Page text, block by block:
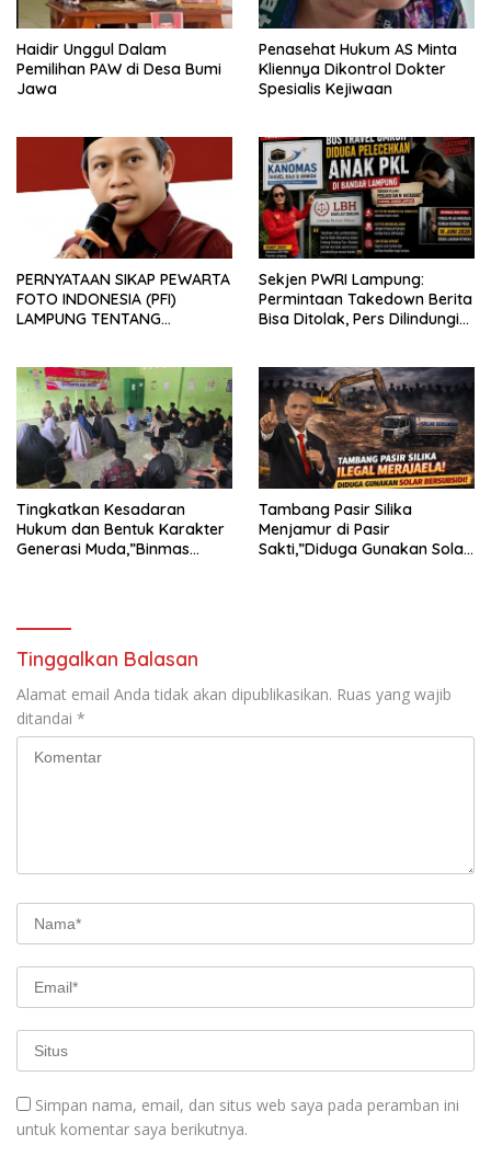
Haidir Unggul Dalam
Pemilihan PAW di Desa Bumi
Jawa
Penasehat Hukum AS Minta
Kliennya Dikontrol Dokter
Spesialis Kejiwaan
PERNYATAAN SIKAP PEWARTA
FOTO INDONESIA (PFI)
LAMPUNG TENTANG
TERHADAP JURNALIS DI
PENGADILAN NEGERI
TANJUNG KARANG.
Sekjen PWRI Lampung:
Permintaan Takedown Berita
Bisa Ditolak, Pers Dilindungi
Tingkatkan Kesadaran
Hukum dan Bentuk Karakter
Generasi Muda,”Binmas
Tambang Pasir Silika
Menjamur di Pasir
Sakti,”Diduga Gunakan Solar
Tinggalkan Balasan
Alamat email Anda tidak akan dipublikasikan. Ruas yang wajib
ditandai *
Simpan nama, email, dan situs web saya pada peramban ini
untuk komentar saya berikutnya.